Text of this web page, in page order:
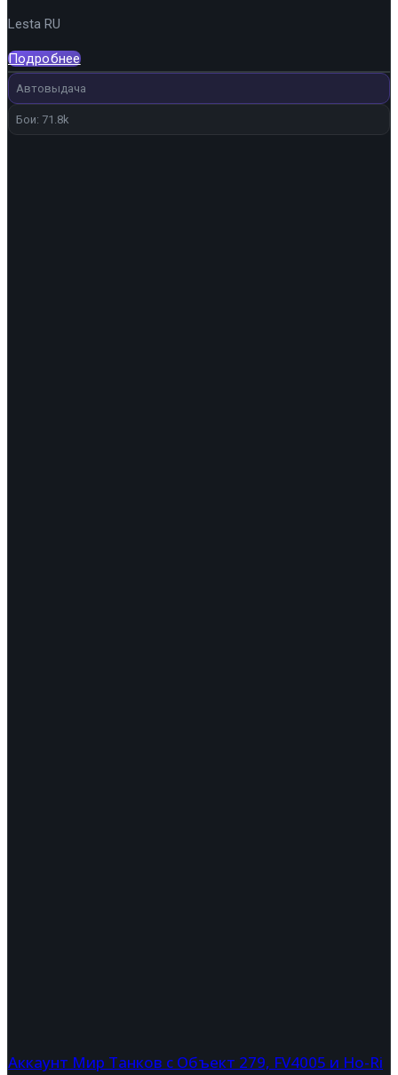
Lesta RU
Подробнее
Автовыдача
Бои: 71.8k
Аккаунт Мир Танков с Объект 279, FV4005 и Ho-Ri